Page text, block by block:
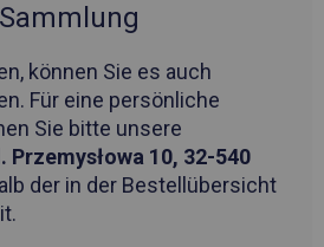
können Sie es auch
Für eine persönliche
Sie bitte unsere
Przemysłowa 10, 32-540
der in der Bestellübersicht